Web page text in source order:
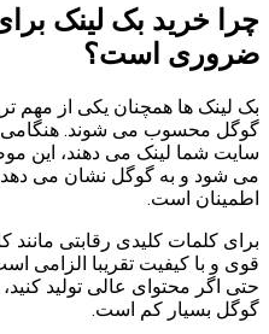
چرا خرید بک لینک
ضروری است؟
بک لینک ها همچنان یکی از مهم
گوگل محسوب می شوند. هنگامی
سایت شما لینک می دهند، این
می شود و به گوگل نشان می دهد
اطمینان است.
برای کلمات کلیدی رقابتی
قوی و با کیفیت تقریبا الزامی
حتی اگر محتوای عالی تولید
گوگل بسیار کم است.